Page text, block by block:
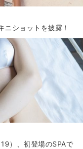
ショットを披露！
）、初登場のSPAで